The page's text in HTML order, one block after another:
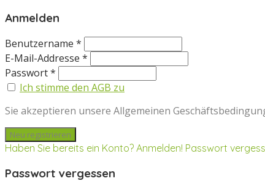
Anmelden
Benutzername *
E-Mail-Addresse *
Passwort *
Ich stimme den AGB zu
Sie akzeptieren unsere Allgemeinen
Haben Sie bereits ein Konto? Anmelden! Passwort
Passwort vergessen